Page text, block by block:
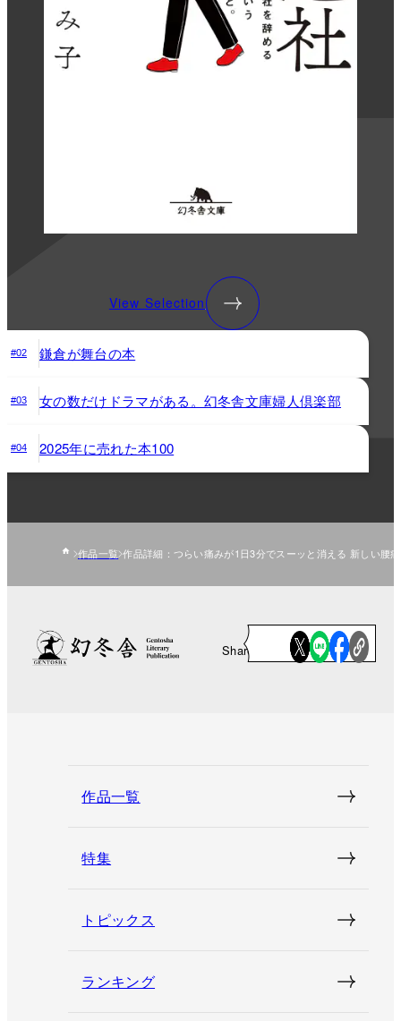
View Selection
#02 鎌倉が舞台の本
#03 女の数だけドラマがある。幻冬舎文庫婦人倶楽部
#04 2025年に売れた本100
作品一覧 作品詳細：つらい痛みが1日3分でスーッと消える 新しい腰
Share
作品一覧
特集
トピックス
ランキング